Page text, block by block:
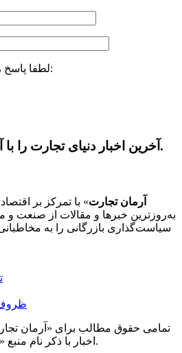
لطفا پاسخ را به عدد انگلیسی وارد کنید:
آخرین اخبار دنیای تجارت را با آرمان تجارت دنبال کنید.
آرمان تجارت» با تمرکز بر
به‌روزترین خبرها و مقالات از صنعت و
سیاست‌گذاری بازرگانی را به
تمامی حقوق مطالب برای «آرمان
اخبار با ذکر نام منبع «آرمان تجارت» بلامانع است.